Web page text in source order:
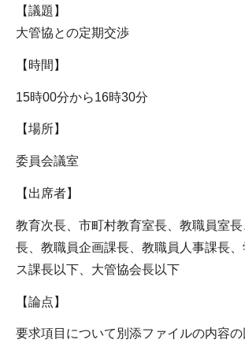
【議題】
大管協との定期交渉
【時間】
15時00分から16時30分
【場所】
委員会議室
【出席者】
教育次長、市町村教育室長、教職員室
長、教職員企画課長、教職員人事課長
ス課長以下、大管協会長以下
【論点】
要求項目について別添ファイルの内容の